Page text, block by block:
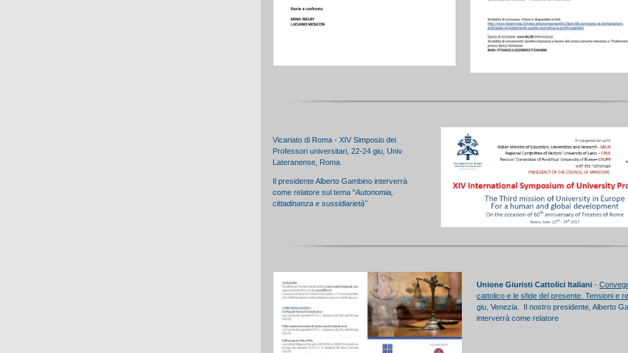
Vicariato di Roma - XIV Simposio dei
Professori universitari, 22-24 giu, Univ.
Lateranense, Roma.
Il presidente Alberto Gambino interverrà
come relatore sul tema "Autonomia,
cittadinanza e sussidiarietà"
Unione Giuristi Cattolici Italiani -
cattolico e le sfide del presente. Tensioni e
giu, Venezia. Il nostro presidente, Alberto
interverrà come relatore